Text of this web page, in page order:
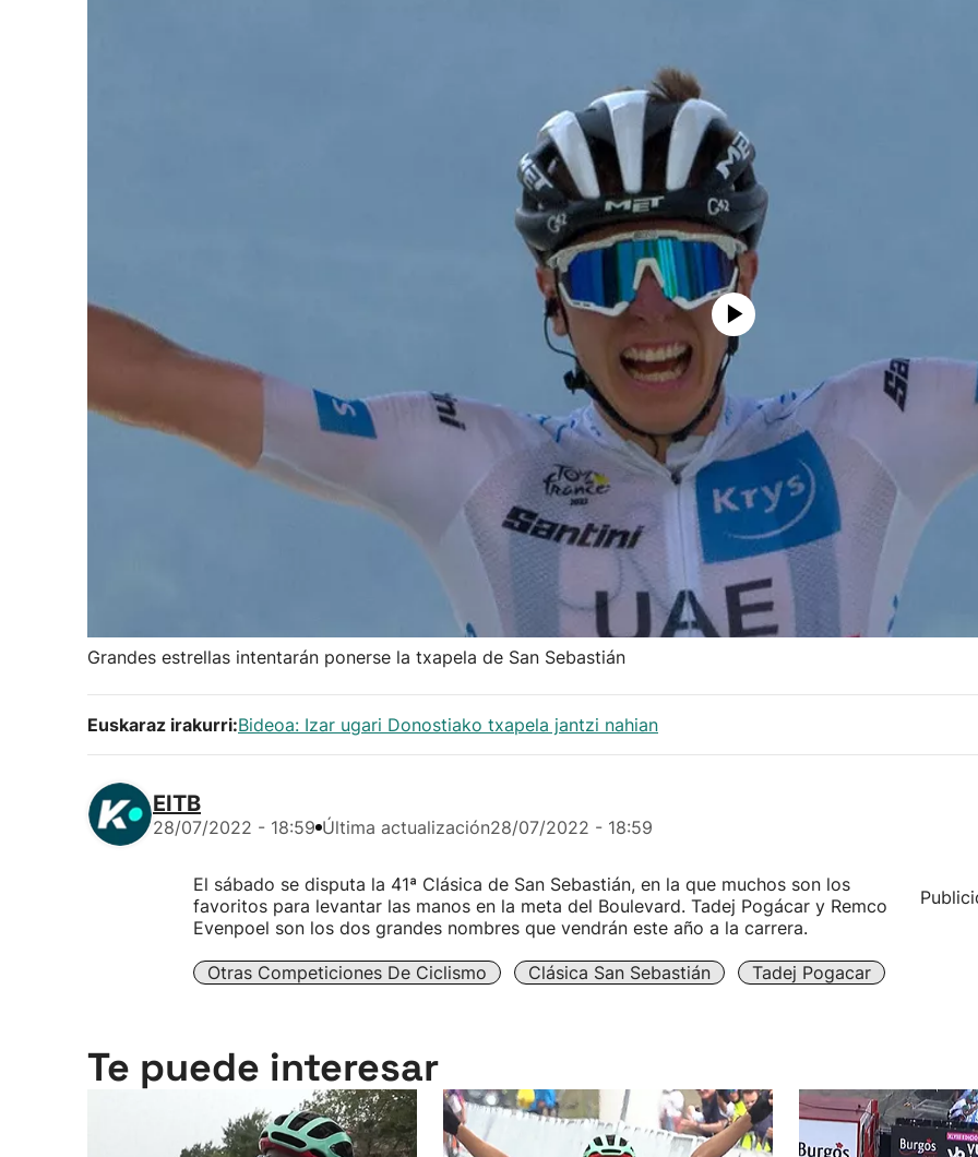
Grandes estrellas intentarán ponerse la txapela de San Sebastián
Euskaraz irakurri:Bideoa: Izar ugari Donostiako txapela jantzi nahian
EITB
28/07/2022 - 18:59 Última actualización28/07/2022 - 18:59
El sábado se disputa la 41ª Clásica de San Sebastián, en la que muchos son los
favoritos para levantar las manos en la meta del Boulevard. Tadej Pogácar y Remco
Evenpoel son los dos grandes nombres que vendrán este año a la carrera.
Otras Competiciones De Ciclismo Clásica San Sebastián Tadej Pogacar
Te puede interesar